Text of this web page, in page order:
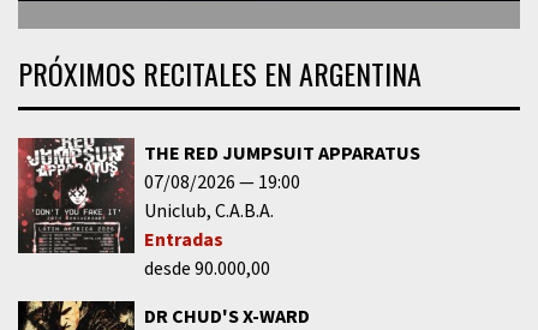
PRÓXIMOS RECITALES EN ARGENTINA
THE RED JUMPSUIT APPARATUS
07/08/2026
19:00
Uniclub C.A.B.A.
Entradas
desde 90.000,00
DR CHUD'S X-WARD